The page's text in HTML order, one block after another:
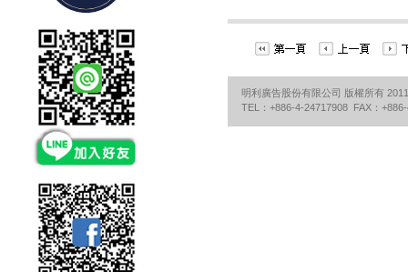
明利廣告股份有限公司 版權所有
TEL：+886-4-24717908 FAX：